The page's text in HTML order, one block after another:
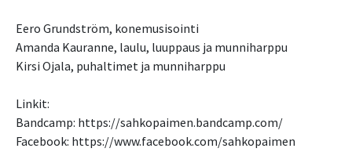
Eero Grundström, konemusisointi
Amanda Kauranne, laulu, luuppaus ja munniharppu
Kirsi Ojala, puhaltimet ja munniharppu
Linkit:
Bandcamp: https://sahkopaimen.bandcamp.com/
Facebook: https://www.facebook.com/sahkopaimen